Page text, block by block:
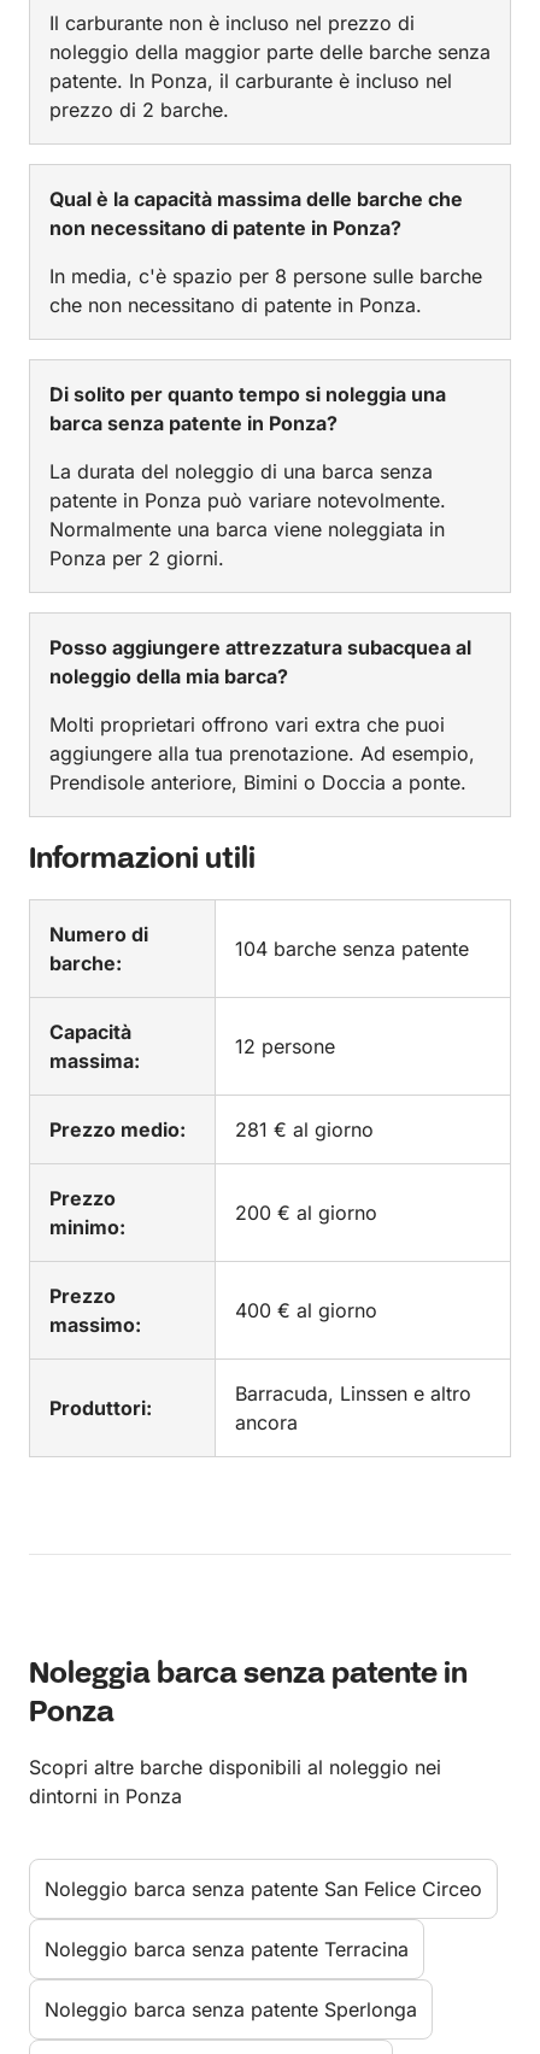
Il carburante non è incluso nel prezzo di
noleggio della maggior parte delle barche senza
patente. In Ponza, il carburante è incluso nel
prezzo di 2 barche.
Qual è la capacità massima delle barche che
non necessitano di patente in Ponza?
In media, c'è spazio per 8 persone sulle barche
che non necessitano di patente in Ponza.
Di solito per quanto tempo si noleggia una
barca senza patente in Ponza?
La durata del noleggio di una barca senza
patente in Ponza può variare notevolmente.
Normalmente una barca viene noleggiata in
Ponza per 2 giorni.
Posso aggiungere attrezzatura subacquea al
noleggio della mia barca?
Molti proprietari offrono vari extra che puoi
aggiungere alla tua prenotazione. Ad esempio,
Prendisole anteriore, Bimini o Doccia a ponte.
Informazioni utili
Numero di
barche:
104 barche senza patente
Capacità
massima:
12 persone
Prezzo medio: 281 € al giorno
Prezzo
minimo:
200 € al giorno
Prezzo
massimo:
400 € al giorno
Produttori:
Barracuda, Linssen e altro
ancora
Noleggia barca senza patente in
Ponza
Scopri altre barche disponibili al noleggio nei
dintorni in Ponza
Noleggio barca senza patente San Felice Circeo
Noleggio barca senza patente Terracina
Noleggio barca senza patente Sperlonga